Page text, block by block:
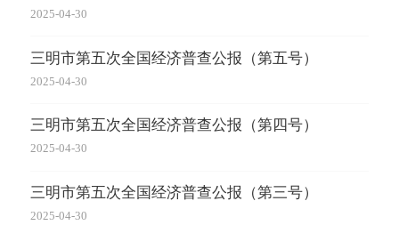
2025-04-30
三明市第五次全国经济普查公报（第五号）
2025-04-30
三明市第五次全国经济普查公报（第四号）
2025-04-30
三明市第五次全国经济普查公报（第三号）
2025-04-30